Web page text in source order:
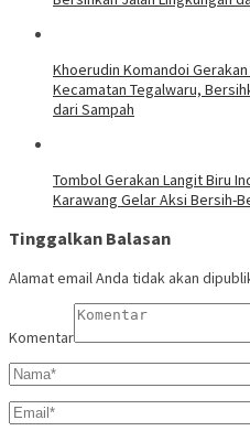
Khoerudin Komandoi
Kecamatan Tegalwaru,
dari Sampah
Tombol Gerakan Langit Biru
Karawang Gelar Aksi Bersih-
Tinggalkan Balasan
Alamat email Anda tidak akan
Komentar